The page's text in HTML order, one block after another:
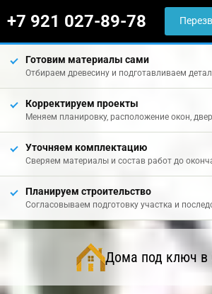
+7 921 027-89-78
Готовим материалы сами
Отбираем древесину и подготавливаем
Корректируем проекты
Меняем планировку, расположение окон,
Уточняем комплектацию
Сверяем материалы и состав работ до
Планируем строительство
Согласовываем подготовку участка и
Дома под ключ в